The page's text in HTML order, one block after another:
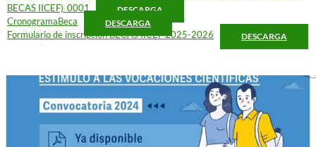
BECAS IICEF)_0001
DESCARGA
CronogramaBeca DESCARGA
Formulario de inscripcion BECAS IICEF 2025-2026 DESCARGA